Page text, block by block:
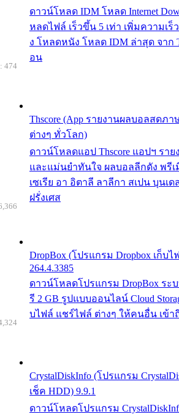
ดาวน์โหลด IDM โหลด Internet
หลดไฟล์ เร็วขึ้น 5 เท่า เพิ่มความเ
ง โหลดหนัง โหลด IDM ล่าสุด จาก
อน
Thscore (App รายงานผลบอลสดภ
ต่างๆ ทั่วโลก)
ดาวน์โหลดแอป Thscore แอปฯ รา
และแม่นยำทันใจ ผลบอลลีกดัง พรี
เซเรีย อา อิตาลี ลาลีกา สเปน บุนเด
ฝรั่งเศส
474
DropBox (โปรแกรม Dropbox เก็บ
264.4.3385
ดาวน์โหลดโปรแกรม DropBox ระ
รี 2 GB รูปแบบออนไลน์ Cloud
บไฟล์ แชร์ไฟล์ ต่างๆ ให้คนอื่น เข้า
CrystalDiskInfo (โปรแกรม
เช็ค HDD) 9.9.1
ดาวน์โหลดโปรแกรม